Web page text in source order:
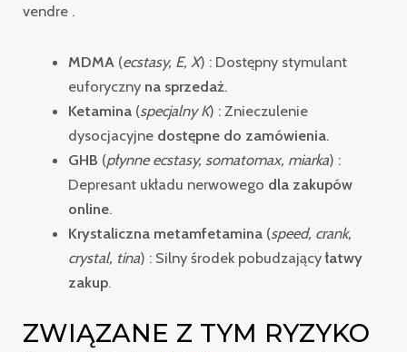
vendre .
MDMA (ecstasy, E, X) : Dostępny stymulant
euforyczny na sprzedaż.
Ketamina(specjalny K) : Znieczulenie
dysocjacyjne dostępne do zamówienia.
GHB (płynne ecstasy, somatomax, miarka) :
Depresant układu nerwowego dla zakupów
online.
Krystaliczna metamfetamina(speed, crank,
crystal, tina) : Silny środek pobudzającyłatwy
zakup.
ZWIĄZANE Z TYM RYZYKO